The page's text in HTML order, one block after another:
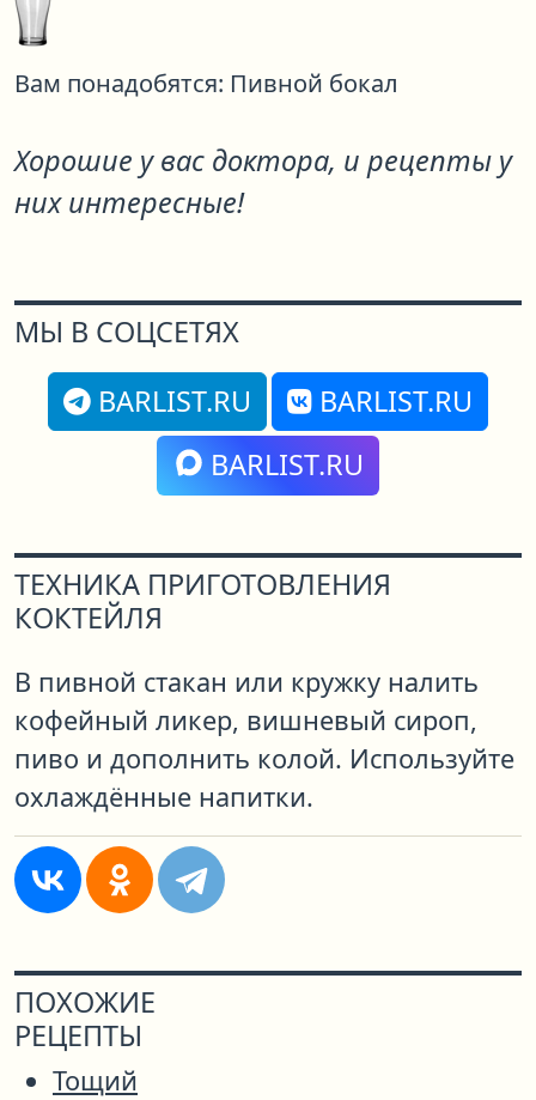
Вам понадобятся: Пивной бокал
Хорошие у вас доктора, и рецепты у
них интересные!
МЫ В СОЦСЕТЯХ
BARLIST.RU
BARLIST.RU
BARLIST.RU
ТЕХНИКА ПРИГОТОВЛЕНИЯ
КОКТЕЙЛЯ
В пивной стакан или кружку налить
кофейный ликер, вишневый сироп,
пиво и дополнить колой. Используйте
охлаждённые напитки.
ПОХОЖИЕ
РЕЦЕПТЫ
Тощий